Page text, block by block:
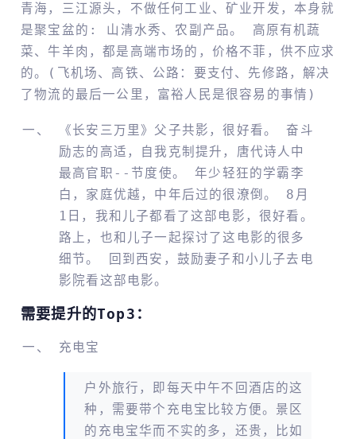
青海，三江源头，不做任何工业、矿业开发，本身就
是聚宝盆的: 山清水秀、农副产品。 高原有机蔬
菜、牛羊肉，都是高端市场的，价格不菲，供不应求
的。(飞机场、高铁、公路：要支付、先修路，解决
了物流的最后一公里，富裕人民是很容易的事情)
《长安三万里》父子共影，很好看。 奋斗
励志的高适，自我克制提升，唐代诗人中
最高官职--节度使。 年少轻狂的学霸李
白，家庭优越，中年后过的很潦倒。 8月
1日，我和儿子都看了这部电影，很好看。
路上，也和儿子一起探讨了这电影的很多
细节。 回到西安，鼓励妻子和小儿子去电
影院看这部电影。
需要提升的Top3：
充电宝
户外旅行，即每天中午不回酒店的这
种，需要带个充电宝比较方便。景区
的充电宝华而不实的多，还贵，比如